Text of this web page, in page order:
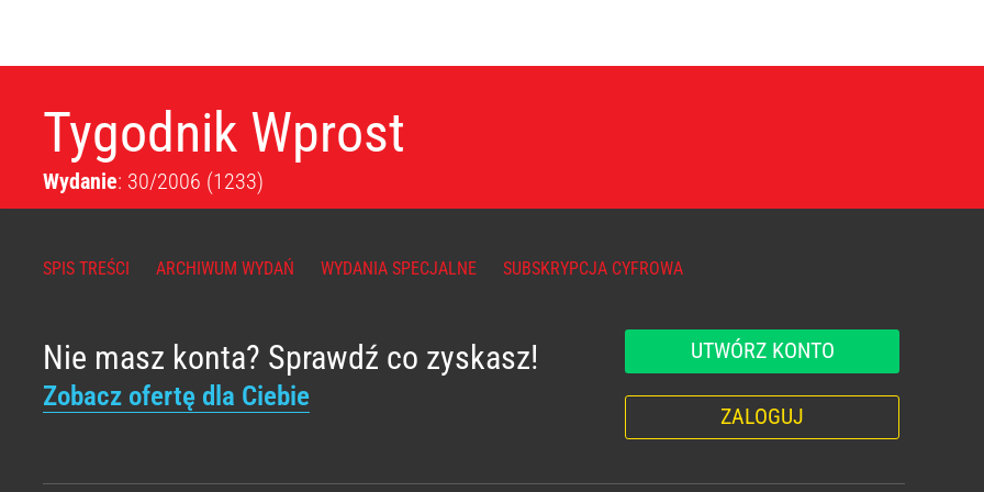
Tygodnik Wprost
Wydanie: 30/2006 (1233)
SPIS TREŚCI ARCHIWUM WYDAŃ WYDANIA SPECJALNE SUBSKRYPCJA CYFROWA
Nie masz konta? Sprawdź co zyskasz!
Zobacz ofertę dla Ciebie
UTWÓRZ KONTO
ZALOGUJ